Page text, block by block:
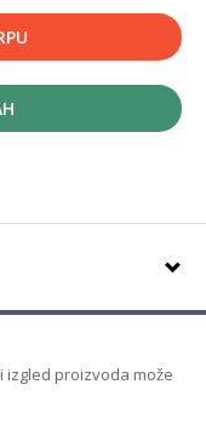
proizvoda može